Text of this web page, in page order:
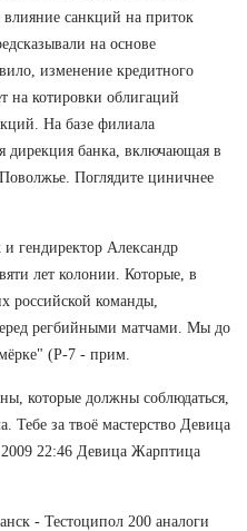
влияние санкций на приток
на основе
изменение кредитного
на котировки облигаций
На базе филиала
дирекция банка, включающая в
Поглядите циничнее
гендиректор Александр
лет колонии. Которые, в
российской команды,
регбийными матчами. Мы до
(Р-7 - прим.
которые должны соблюдаться,
Тебе за твоё мастерство Девица
22:46 Девица Жарптица
- Тестоципол 200 аналоги